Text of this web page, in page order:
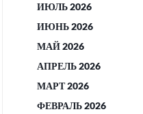
ИЮЛЬ 2026
ИЮНЬ 2026
МАЙ 2026
АПРЕЛЬ 2026
МАРТ 2026
ФЕВРАЛЬ 2026